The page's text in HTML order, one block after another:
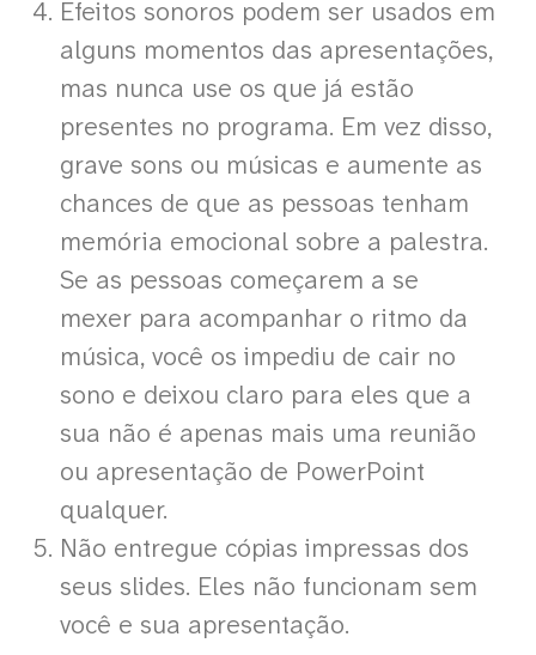
Efeitos sonoros podem ser usados em
alguns momentos das apresentações,
mas nunca use os que já estão
presentes no programa. Em vez disso,
grave sons ou músicas e aumente as
chances de que as pessoas tenham
memória emocional sobre a palestra.
Se as pessoas começarem a se
mexer para acompanhar o ritmo da
música, você os impediu de cair no
sono e deixou claro para eles que a
sua não é apenas mais uma reunião
ou apresentação de PowerPoint
qualquer.
Não entregue cópias impressas dos
seus slides. Eles não funcionam sem
você e sua apresentação.